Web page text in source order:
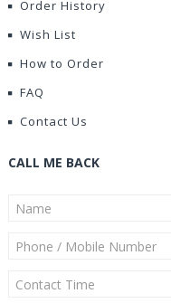
Order History
Wish List
How to Order
FAQ
Contact Us
CALL ME BACK